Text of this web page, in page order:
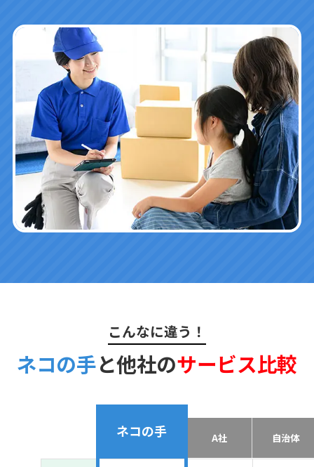
こんなに違う！
ネコの手と他社のサービス比較
ネコの手 A社 自治体